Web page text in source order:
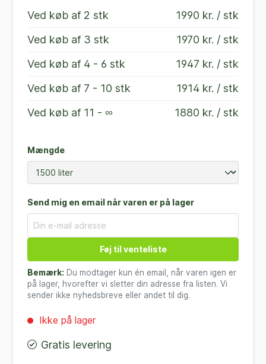
Ved køb af 2 stk
1990 kr. / stk
Ved køb af 3 stk
1970 kr. / stk
Ved køb af 4 - 6 stk
1947 kr. / stk
Ved køb af 7 - 10 stk
1914 kr. / stk
Ved køb af 11 - ∞ 1880 kr. / stk
Mængde
Send mig en email når varen er på lager
Føj til venteliste
Bemærk: Du modtager kun én email, når varen igen er
på lager, hvorefter vi sletter din adresse fra listen. Vi
sender ikke nyhedsbreve eller andet til dig.
Ikke på lager
Gratis levering